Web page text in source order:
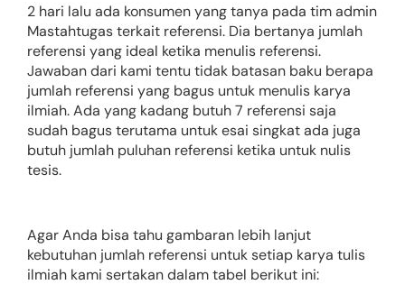
2 hari lalu ada konsumen yang tanya pada tim admin
Mastahtugas terkait referensi. Dia bertanya jumlah
referensi yang ideal ketika menulis referensi.
Jawaban dari kami tentu tidak batasan baku berapa
jumlah referensi yang bagus untuk menulis karya
ilmiah. Ada yang kadang butuh 7 referensi saja
sudah bagus terutama untuk esai singkat ada juga
butuh jumlah puluhan referensi ketika untuk nulis
tesis.
Agar Anda bisa tahu gambaran lebih lanjut
kebutuhan jumlah referensi untuk setiap karya tulis
ilmiah kami sertakan dalam tabel berikut ini: